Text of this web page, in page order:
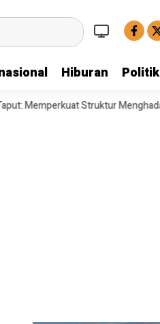
Hiburan Politik
Menghadapi Pemilu Legislatif